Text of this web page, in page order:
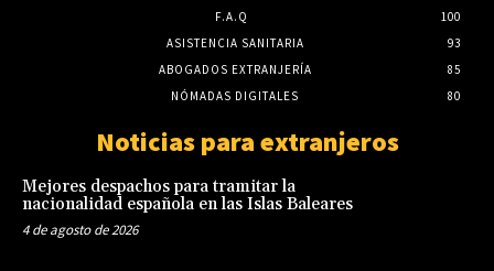
F.A.Q
100
ASISTENCIA SANITARIA
93
ABOGADOS EXTRANJERÍA
85
NÓMADAS DIGITALES
80
Noticias para extranjeros
Mejores despachos para tramitar la
nacionalidad española en las Islas Baleares
4 de agosto de 2026